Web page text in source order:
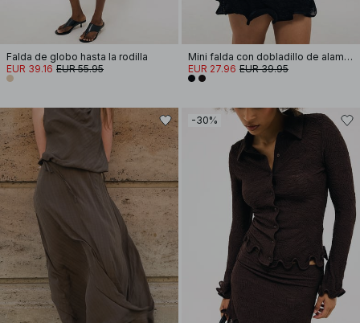
Falda de globo hasta la rodilla
EUR 39.16 EUR 55.95
Mini falda con dobladillo de alambre
EUR 27.96 EUR 39.95
-30%